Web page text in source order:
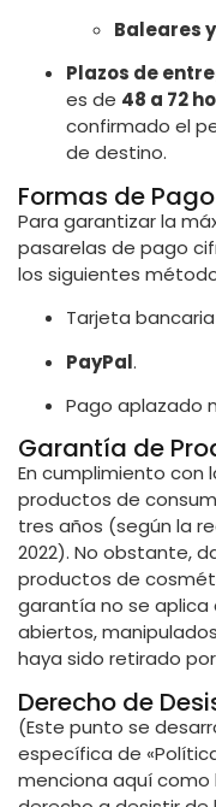
Baleares
Plazos de
es de 48 a 72
confirmado el
de destino.
Formas de Pago
Para garantizar la
pasarelas de pago
los siguientes
Tarjeta
PayPal.
Pago aplazado
Garantía de
En cumplimiento con
productos de
tres años (según la
2022). No obstante,
productos de
garantía no se aplica
abiertos,
haya sido retirado
Derecho de
(Este punto se
específica de
menciona aquí como